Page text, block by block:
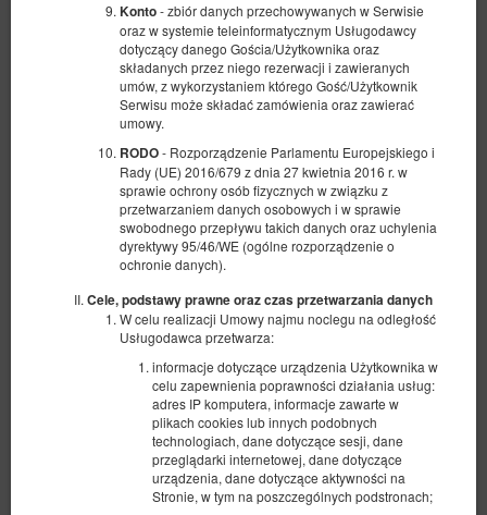
Konto- zbiór danych przechowywanych w Serwisie
oraz w systemie teleinformatycznym Usługodawcy
dotyczący danego Gościa/Użytkownika oraz
składanych przez niego rezerwacji i zawieranych
umów, z wykorzystaniem którego Gość/Użytkownik
Serwisu może składać zamówienia oraz zawierać
umowy.
RODO- Rozporządzenie Parlamentu Europejskiego i
Rady (UE) 2016/679 z dnia 27 kwietnia 2016 r. w
sprawie ochrony osób fizycznych w związku z
przetwarzaniem danych osobowych i w sprawie
swobodnego przepływu takich danych oraz uchylenia
dyrektywy 95/46/WE (ogólne rozporządzenie o
ochronie danych).
Cele, podstawy prawne oraz czas przetwarzania danych
W celu realizacji Umowy najmu noclegu na odległość
Usługodawca przetwarza:
informacje dotyczące urządzenia Użytkownika w
celu zapewnienia poprawności działania usług:
adres IP komputera, informacje zawarte w
plikach cookies lub innych podobnych
technologiach, dane dotyczące sesji, dane
przeglądarki internetowej, dane dotyczące
urządzenia, dane dotyczące aktywności na
Stronie, w tym na poszczególnych podstronach;
3 607,10 zł
2 osoby / 3 noce
Oferta bezzwrotna
Przedpłata 100% ?
Wymagana minimalna długość rezerwacji to 3 doby
Dowolny początek rezerwacji
Dowolny koniec rezerwacji
Oferta bezzwrotna
?
Wybierz
Oferta zwrotna
?
Wymagana minimalna długość rezerwacji to 3 doby
Dowolny początek rezerwacji
Dowolny koniec rezerwacji
Oferta częściowo zwrotna
?
3 710,00 PLN